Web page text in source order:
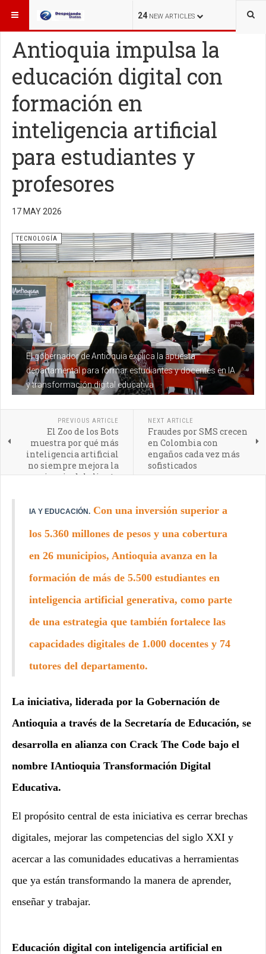
24 NEW ARTICLES
ESTÁ AQUÍ: TECNOLOGÍA
Antioquia impulsa la
educación digital con
formación en
inteligencia artificial
para estudiantes y
profesores
17 MAY 2026
El gobernador de Antioquia explica la apuesta
departamental para formar estudiantes y docentes en IA
y transformación digital educativa
TECNOLOGÍA
PREVIOUS ARTICLE
El Zoo de los Bots
muestra por qué más
inteligencia artificial
no siempre mejora la
experiencia del cliente
NEXT ARTICLE
Fraudes por SMS crecen
en Colombia con
engaños cada vez más
sofisticados
IA Y EDUCACIÓN. Con una inversión superior a
los 5.360 millones de pesos y una cobertura
en 26 municipios, Antioquia avanza en la
formación de más de 5.500 estudiantes en
inteligencia artificial generativa, como parte
de una estrategia que también fortalece las
capacidades digitales de 1.000 docentes y 74
tutores del departamento.
La iniciativa, liderada por la Gobernación de
Antioquia a través de la Secretaría de Educación, se
desarrolla en alianza con Crack The Code bajo el
nombre IAntioquia Transformación Digital
Educativa.
El propósito central de esta iniciativa es cerrar brechas
digitales, mejorar las competencias del siglo XXI y
acercar a las comunidades educativas a herramientas
que ya están transformando la manera de aprender,
enseñar y trabajar.
Educación digital con inteligencia artificial en